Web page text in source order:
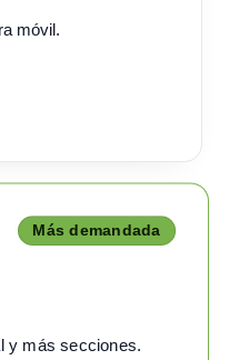
móvil.
Más demandada
y más secciones.